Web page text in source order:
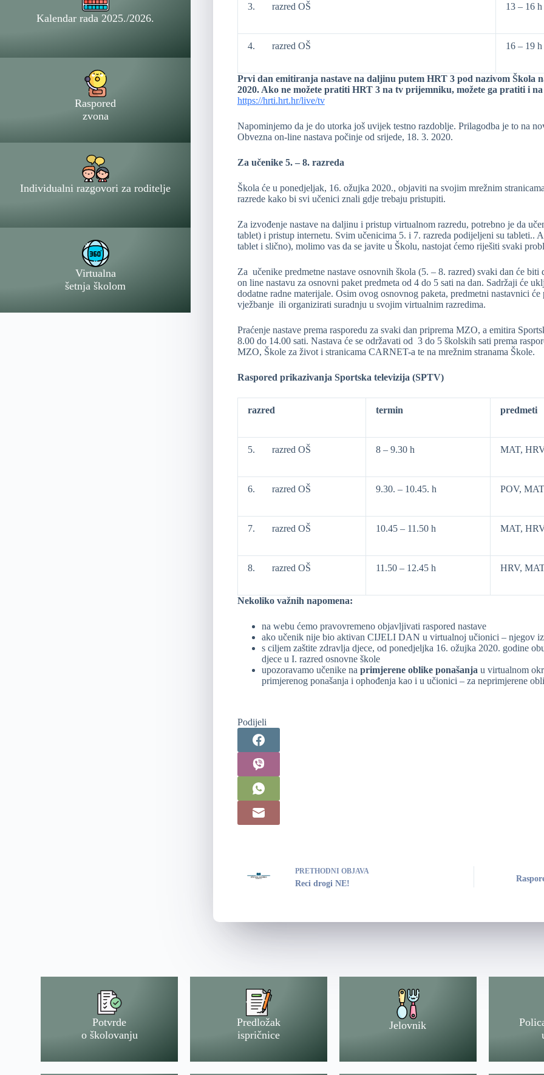
3. razred OŠ 13 – 16 h
4. razred OŠ 16 – 19 h
Prvi dan emitiranja nastave na daljinu putem HRT 3 pod nazivom Škola
2020. Ako ne možete pratiti HRT 3 na tv prijemniku, možete ga pratiti i
https://hrti.hrt.hr/live/tv
Napominjemo da je do utorka još uvijek testno razdoblje. Prilagodba je to na
Obvezna on-line nastava počinje od srijede, 18. 3. 2020.
Za učenike 5. – 8. razreda
Škola će u ponedjeljak, 16. ožujka 2020., objaviti na svojim mrežnim
razrede kako bi svi učenici znali gdje trebaju pristupiti.
Za izvođenje nastave na daljinu i pristup virtualnom razredu, potrebno je da
tablet) i pristup internetu. Svim učenicima 5. i 7. razreda podijeljeni su tableti..
tablet i slično), molimo vas da se javite u Školu, nastojat ćemo riješiti svaki
Za učenike predmetne nastave osnovnih škola (5. – 8. razred) svaki dan će
on line nastavu za osnovni paket predmeta od 4 do 5 sati na dan. Sadržaji će
dodatne radne materijale. Osim ovog osnovnog paketa, predmetni nastavnici
vježbanje ili organizirati suradnju u svojim virtualnim razredima.
Praćenje nastave prema rasporedu za svaki dan priprema MZO, a emitira
8.00 do 14.00 sati. Nastava će se održavati od 3 do 5 školskih sati prema
MZO, Škole za život i stranicama CARNET-a te na mrežnim stranama Škole.
Raspored prikazivanja Sportska televizija (SPTV)
razred termin predmeti
5. razred OŠ 8 – 9.30 h MAT,
6. razred OŠ 9.30. – 10.45. h POV,
7. razred OŠ 10.45 – 11.50 h MAT,
8. razred OŠ 11.50 – 12.45 h HRV,
Nekoliko važnih napomena:
na webu ćemo pravovremeno objavljivati raspored nastave
ako učenik nije bio aktivan CIJELI DAN u virtualnoj učionici – njegov
s ciljem zaštite zdravlja djece, od ponedjeljka 16. ožujka 2020. godine
djece u I. razred osnovne škole
upozoravamo učenike na primjerene oblike ponašanja u virtualnom
primjerenog ponašanja i ophođenja kao i u učionici – za neprimjerene
Podijeli
PRETHODNI OBJAVA
Reci drogi NE!
Kalendar rada 2025./2026.
Raspored
zvona
Individualni razgovori za roditelje
Virtualna
šetnja školom
Potvrde
o školovanju
Predložak
ispričnice
Jelovnik